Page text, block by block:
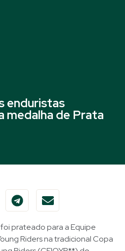
enduristas
medalha de Prata
prateado para a Equipe
Riders na tradicional Copa